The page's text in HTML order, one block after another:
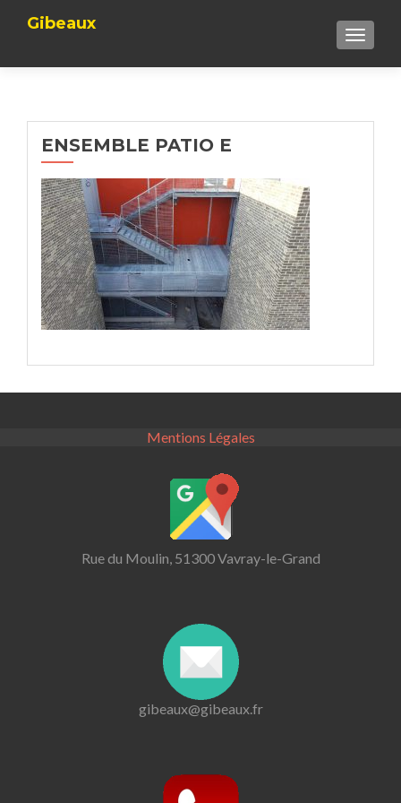
Gibeaux
ENSEMBLE PATIO E
Mentions Légales
Rue du Moulin, 51300 Vavray-le-Grand
gibeaux@gibeaux.fr